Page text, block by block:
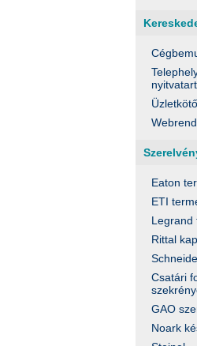
Eaton
ETI
Legrand
Rittal
Csatári
GAO
Noark